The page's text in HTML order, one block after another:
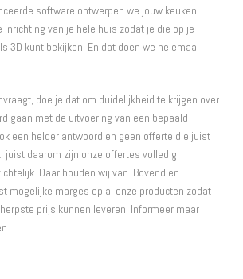
software ontwerpen we jouw keuken,
inrichting van je hele huis zodat je die op je
3D kunt bekijken. En dat doen we helemaal
doe je dat om duidelijkheid te krijgen over
gaan met de uitvoering van een bepaald
een helder antwoord en geen offerte die juist
juist daarom zijn onze offertes volledig
Daar houden wij van. Bovendien
mogelijke marges op al onze producten zodat
prijs kunnen leveren. Informeer maar